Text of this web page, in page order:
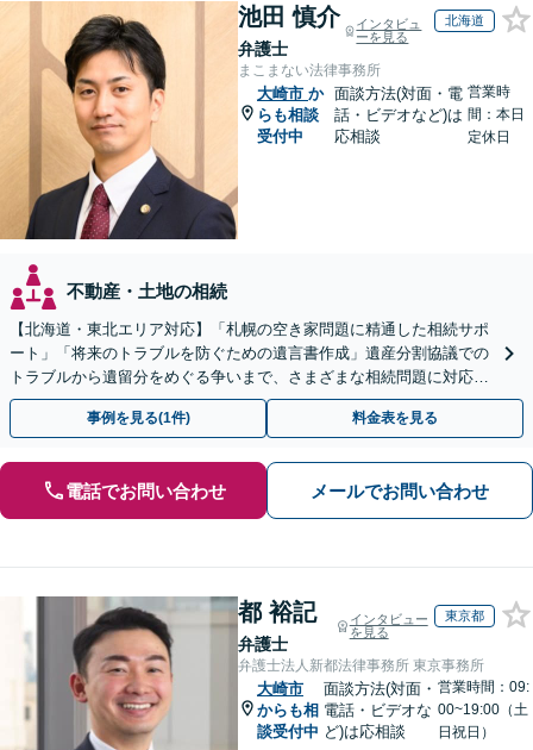
池田 慎介
弁護士
インタビュ
ーを見る
北海道
まこまない法律事務所
大崎市 か
らも相談
受付中
面談方法(対面・電
話・ビデオなど)は
応相談
営業時
間：本日
定休日
不動産・土地の相続
【北海道・東北エリア対応】「札幌の空き家問題に精通した相続サポ
ート」「将来のトラブルを防ぐための遺言書作成」遺産分割協議での
トラブルから遺留分をめぐる争いまで、さまざまな相続問題に対応し
ています「アクセス良好・WEB面談対応で安心の相談」
事例を見る(1件) 料金表を見る
電話でお問い合わせ メールでお問い合わせ
都 裕記
弁護士
インタビュー
を見る
東京都
弁護士法人新都法律事務所 東京事務所
大崎市
からも相
談受付中
面談方法(対面・
電話・ビデオな
ど)は応相談
営業時間：09:
00~19:00（土
日祝日）